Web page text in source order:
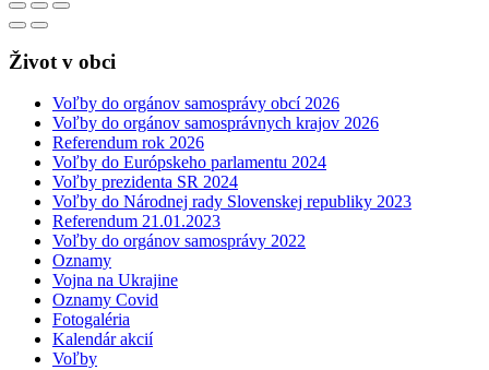
Život v obci
Voľby do orgánov samosprávy obcí 2026
Voľby do orgánov samosprávnych krajov 2026
Referendum rok 2026
Voľby do Európskeho parlamentu 2024
Voľby prezidenta SR 2024
Voľby do Národnej rady Slovenskej republiky 2023
Referendum 21.01.2023
Voľby do orgánov samosprávy 2022
Oznamy
Vojna na Ukrajine
Oznamy Covid
Fotogaléria
Kalendár akcií
Voľby